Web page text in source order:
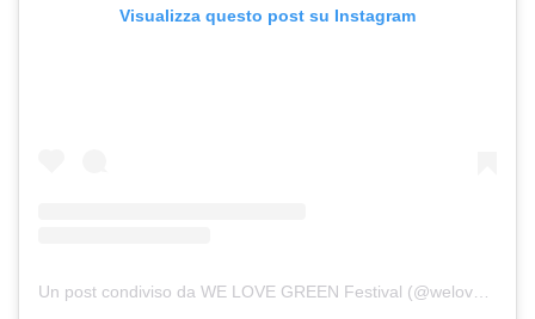
Visualizza questo post su Instagram